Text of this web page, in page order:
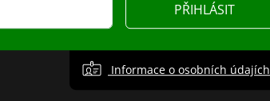
PŘIHLÁSIT
Informace o osobních údajích